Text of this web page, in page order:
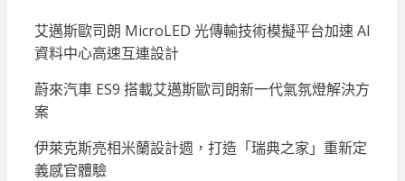
艾邁斯歐司朗 MicroLED 光傳輸技術模擬平台加速 AI
資料中心高速互連設計
蔚來汽車 ES9 搭載艾邁斯歐司朗新一代氣氛燈解決方
案
伊萊克斯亮相米蘭設計週，打造「瑞典之家」重新定
義感官體驗